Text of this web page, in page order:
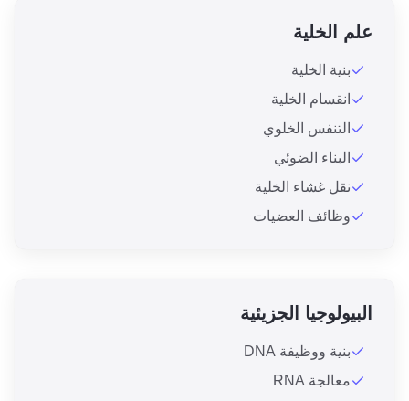
علم الخلية
بنية الخلية
انقسام الخلية
التنفس الخلوي
البناء الضوئي
نقل غشاء الخلية
وظائف العضيات
البيولوجيا الجزيئية
بنية ووظيفة DNA
معالجة RNA